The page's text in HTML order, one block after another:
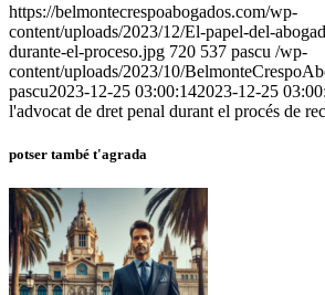
https://belmontecrespoabogados.com/wp-
content/uploads/2023/12/El-papel-del-
durante-el-proceso.jpg 720 537 pascu /wp-
content/uploads/2023/10/
pascu2023-12-25 03:00:142023-12-25
l'advocat de dret penal durant el procés de
potser també t'agrada